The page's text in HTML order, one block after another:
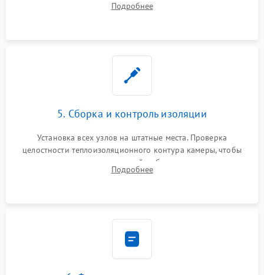
выгоревших реле, восстановление контактов и замена
Подробнее
5. Сборка и контроль изоляции
Установка всех узлов на штатные места. Проверка
целостности теплоизоляционного контура камеры, чтобы
исключить перегрев кухонной мебели и потерю тепла.
Надежная фиксация клемм и сборка корпуса шкафа.
Подробнее